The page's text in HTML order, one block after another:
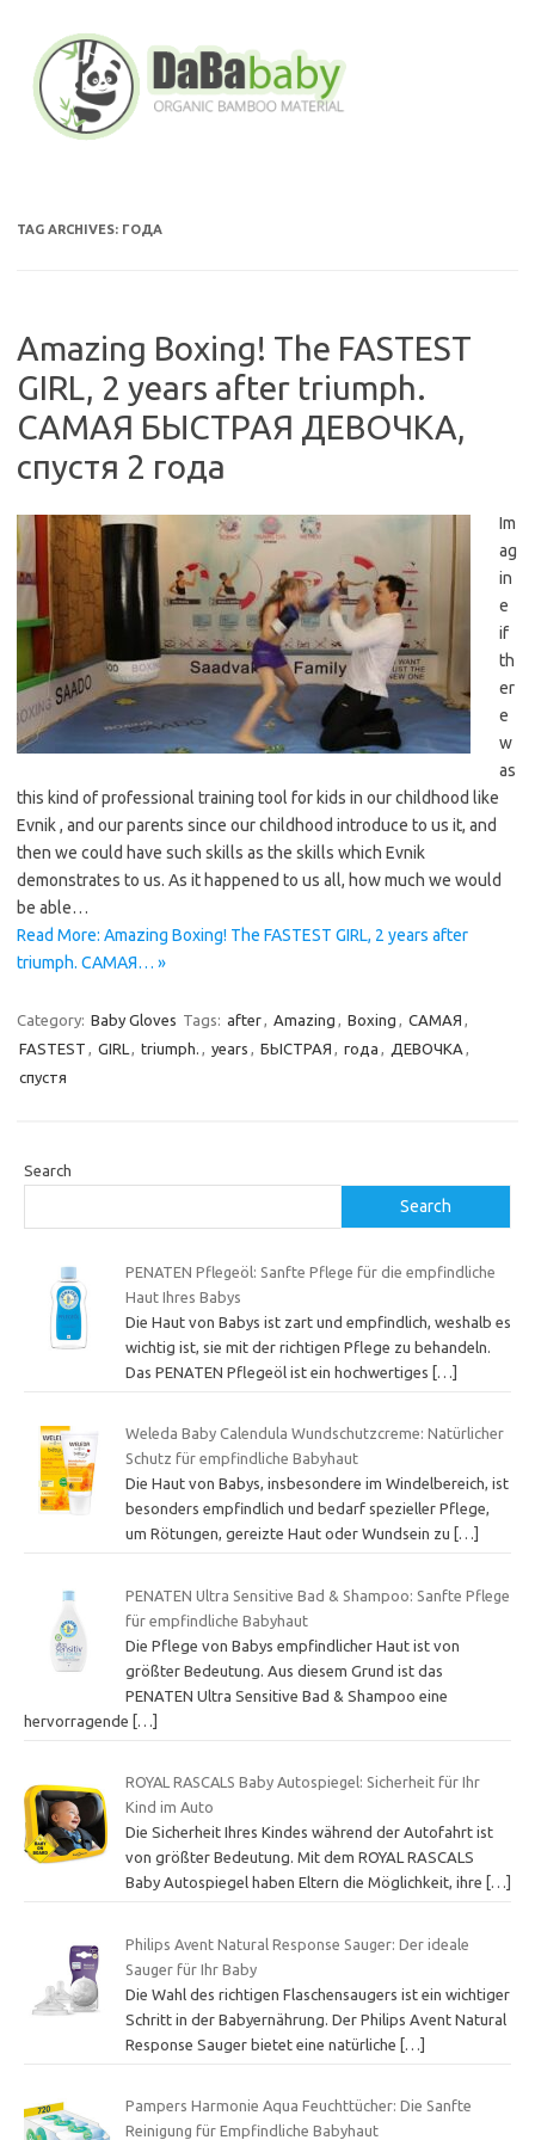
content
TAG ARCHIVES: ГОДА
Amazing Boxing! The FASTEST
GIRL, 2 years after triumph.
CАМАЯ БЫСТРАЯ ДЕВОЧКА,
спустя 2 года
Im
ag
in
e
if
th
er
e
w
as
this kind of professional training tool for kids in our childhood like
Evnik , and our parents since our childhood introduce to us it, and
then we could have such skills as the skills which Evnik
demonstrates to us. As it happened to us all, how much we would
be able…
Read More: Amazing Boxing! The FASTEST GIRL, 2 years after
triumph. CАМАЯ… »
Category: Baby Gloves Tags: after, Amazing , Boxing , CАМАЯ ,
FASTEST , GIRL , triumph. , years , БЫСТРАЯ , года , ДЕВОЧКА ,
спустя
Search
Search
PENATEN Pflegeöl: Sanfte Pflege für die empfindliche
Haut Ihres Babys
Die Haut von Babys ist zart und empfindlich, weshalb es
wichtig ist, sie mit der richtigen Pflege zu behandeln.
Das PENATEN Pflegeöl ist ein hochwertiges
[…]
Weleda Baby Calendula Wundschutzcreme: Natürlicher
Schutz für empfindliche Babyhaut
Die Haut von Babys, insbesondere im Windelbereich, ist
besonders empfindlich und bedarf spezieller Pflege,
um Rötungen, gereizte Haut oder Wundsein zu
[…]
PENATEN Ultra Sensitive Bad & Shampoo: Sanfte Pflege
für empfindliche Babyhaut
Die Pflege von Babys empfindlicher Haut ist von
größter Bedeutung. Aus diesem Grund ist das
PENATEN Ultra Sensitive Bad & Shampoo eine
hervorragende
[…]
ROYAL RASCALS Baby Autospiegel: Sicherheit für Ihr
Kind im Auto
Die Sicherheit Ihres Kindes während der Autofahrt ist
von größter Bedeutung. Mit dem ROYAL RASCALS
Baby Autospiegel haben Eltern die Möglichkeit, ihre
[…]
Philips Avent Natural Response Sauger: Der ideale
Sauger für Ihr Baby
Die Wahl des richtigen Flaschensaugers ist ein wichtiger
Schritt in der Babyernährung. Der Philips Avent Natural
Response Sauger bietet eine natürliche
[…]
Pampers Harmonie Aqua Feuchttücher: Die Sanfte
Reinigung für Empfindliche Babyhaut